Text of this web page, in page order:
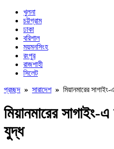
খুলনা
চট্টগ্রাম
ঢাকা
বরিশাল
ময়মনসিংহ
রংপুর
রাজশাহী
সিলেট
প্রচ্ছদ » সারাদেশ» মিয়ানমারের
মিয়ানমারের সাগাইং-
যুদ্ধ